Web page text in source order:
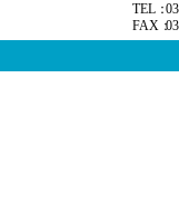
TEL：
FAX：